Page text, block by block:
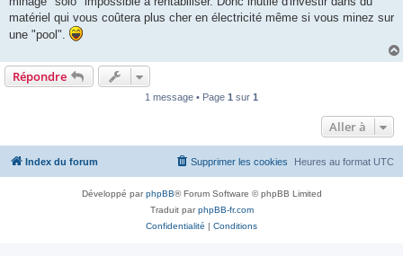
matériel qui vous coûtera plus cher en électricité même si vous minez sur
une "pool".
Répondre
1 message • Page 1 sur 1
Aller à
Index du forum Heures au format UTC
Supprimer les cookies
Développé parphpBB® Forum Software © phpBB Limited
Traduit parphpBB-fr.com
Confidentialité | Conditions